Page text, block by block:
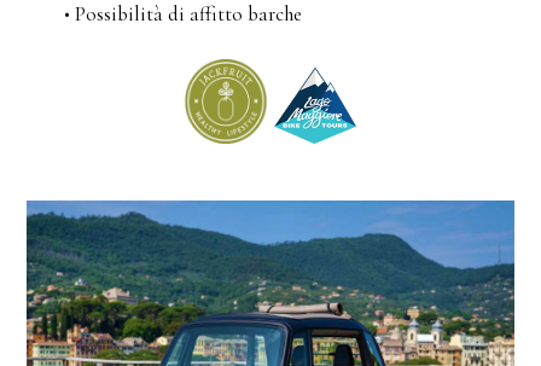
• Possibilità di affitto barche